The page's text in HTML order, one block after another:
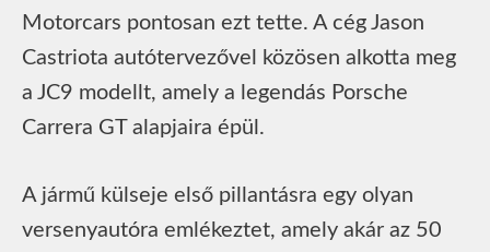
Motorcars pontosan ezt tette. A cég Jason
Castriota autótervezővel közösen alkotta meg
a JC9 modellt, amely a legendás Porsche
Carrera GT alapjaira épül.
A jármű külseje első pillantásra egy olyan
versenyautóra emlékeztet, amely akár az 50